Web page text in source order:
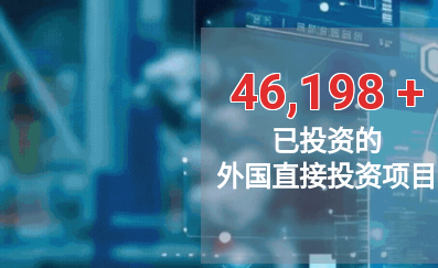
46,198+
已投资的
外国直接投资项目